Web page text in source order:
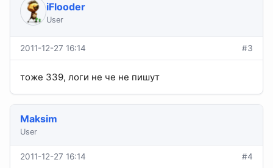
iFlooder
User
2011-12-27 16:14 #3
тоже 339, логи не че не пишут
Maksim
User
2011-12-27 16:14 #4